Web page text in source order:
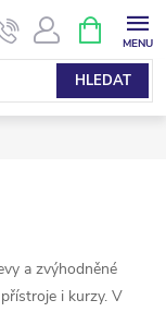
HLEDAT
NÁKUPNÍ
KOŠÍK
a zvýhodněné
i kurzy. V